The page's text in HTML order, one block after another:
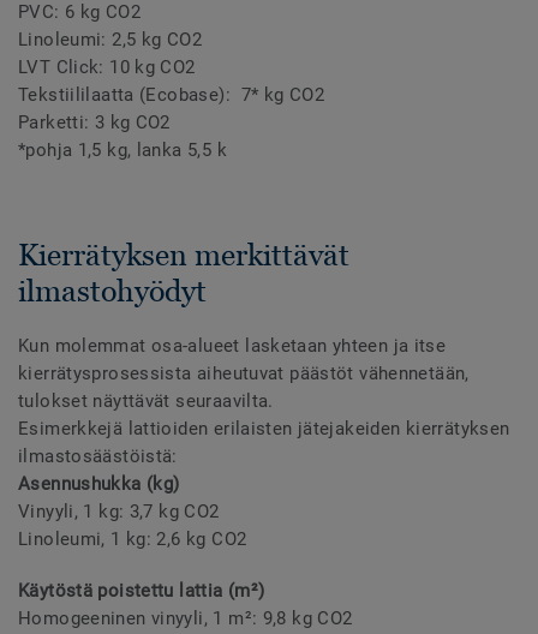
PVC: 6 kg CO2
Linoleumi: 2,5 kg CO2
LVT Click: 10 kg CO2
Tekstiililaatta (Ecobase): 7* kg CO2
Parketti: 3 kg CO2
*pohja 1,5 kg, lanka 5,5 k
Kierrätyksen merkittävät
ilmastohyödyt
Kun molemmat osa-alueet lasketaan yhteen ja itse
kierrätysprosessista aiheutuvat päästöt vähennetään,
tulokset näyttävät seuraavilta.
Esimerkkejä lattioiden erilaisten jätejakeiden kierrätyksen
ilmastosäästöistä:
Asennushukka (kg)
Vinyyli, 1 kg: 3,7 kg CO2
Linoleumi, 1 kg: 2,6 kg CO2
Käytöstä poistettu lattia (m²)
Homogeeninen vinyyli, 1 m²: 9,8 kg CO2